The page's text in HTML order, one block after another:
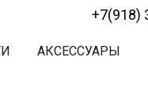
+7(918)
АКСЕССУАРЫ